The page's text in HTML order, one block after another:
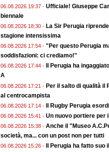
06.08.2026 19:37 - Ufficiale! Giuseppe
biennale
06.08.2026 18:30 - La Sir Perugia
stagione intensissima
06.08.2026 17:54 - "Per questo Perugia
soddisfazioni: ci crediamo!"
06.08.2026 17:44 -
Il Perugia ha
A
06.08.2026 17:21 - Per il salto di qualità il
al centrocampista
06.08.2026 17:14 - Il Rugby Perugia
06.08.2026 15:41 - Un nuovo portiere per
06.08.2026 15:38 - Anche il "Museo
società, ma... con un post non per tutti
06.08.2026 15:26 - Il Perugia ha fatto